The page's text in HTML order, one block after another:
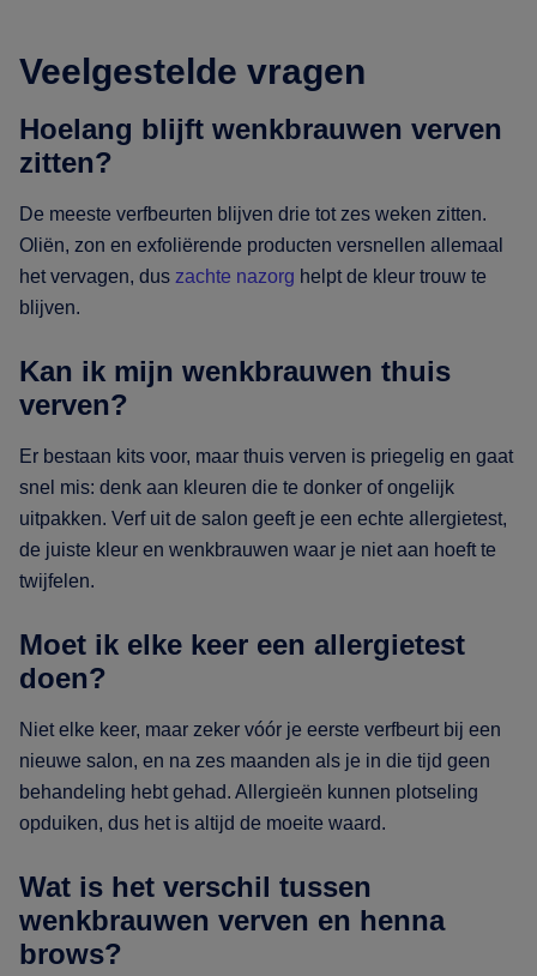
Veelgestelde vragen
Hoelang blijft wenkbrauwen verven
zitten?
De meeste verfbeurten blijven drie tot zes weken zitten.
Oliën, zon en exfoliërende producten versnellen allemaal
het vervagen, dus zachte nazorg helpt de kleur trouw te
blijven.
Kan ik mijn wenkbrauwen thuis
verven?
Er bestaan kits voor, maar thuis verven is priegelig en gaat
snel mis: denk aan kleuren die te donker of ongelijk
uitpakken. Verf uit de salon geeft je een echte allergietest,
de juiste kleur en wenkbrauwen waar je niet aan hoeft te
twijfelen.
Moet ik elke keer een allergietest
doen?
Niet elke keer, maar zeker vóór je eerste verfbeurt bij een
nieuwe salon, en na zes maanden als je in die tijd geen
behandeling hebt gehad. Allergieën kunnen plotseling
opduiken, dus het is altijd de moeite waard.
Wat is het verschil tussen
wenkbrauwen verven en henna
brows?